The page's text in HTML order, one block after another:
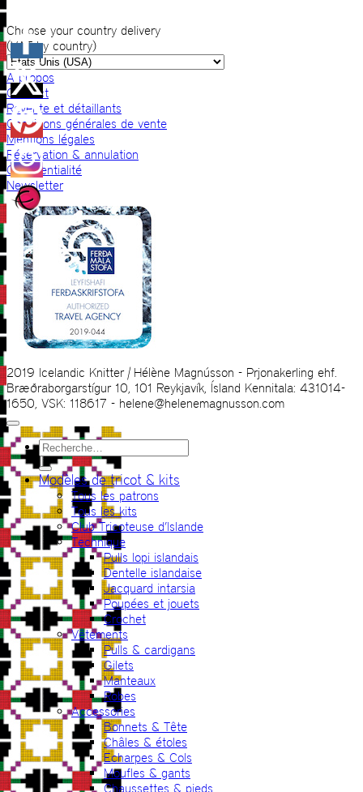
Choose your country delivery
(VAT by country)
A propos
Contact
Revente et détaillants
Conditions générales de vente
Mentions légales
Réservation & annulation
Confidentialité
Newsletter
2019 Icelandic Knitter | Hélène Magnússon - Prjonakerling ehf.
Bræðraborgarstígur 10, 101 Reykjavík, Ísland Kennitala: 431014-
1650, VSK: 118617 - helene@helenemagnusson.com
Recherche
pour :
Modèles de tricot & kits
Tous les patrons
Tous les kits
Club Tricoteuse d’Islande
Technique
Pulls lopi islandais
Dentelle islandaise
Jacquard intarsia
Poupées et jouets
Crochet
Vêtements
Pulls & cardigans
Gilets
Manteaux
Robes
Accessories
Bonnets & Tête
Châles & étoles
Echarpes & Cols
Moufles & gants
Chaussettes & pieds